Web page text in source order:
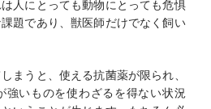
人にとっても動物にとっても危惧
題であり、獣医師だけでなく飼い
まうと、使える抗菌薬が限られ、
強いものを使わざるを得ない状況